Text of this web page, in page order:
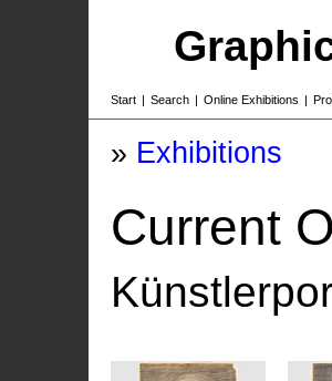
Start | Search | Online Exhibitions |
» Exhibitions
Current